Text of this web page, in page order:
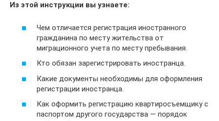
Из этой инструкции вы узнаете:
Чем отличается регистрация иностранного
гражданина по месту жительства от
миграционного учета по месту пребывания.
Кто обязан зарегистрировать иностранца.
Какие документы необходимы для оформления
регистрации иностранца.
Как оформить регистрацию квартиросъемщику с
паспортом другого государства — порядок